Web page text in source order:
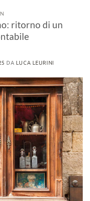
ritorno di un
DA LUCA LEURINI